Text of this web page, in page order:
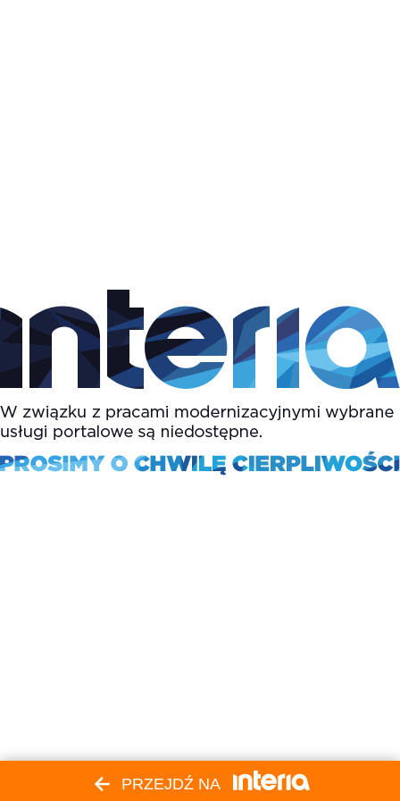
PRZEJDŹ NA